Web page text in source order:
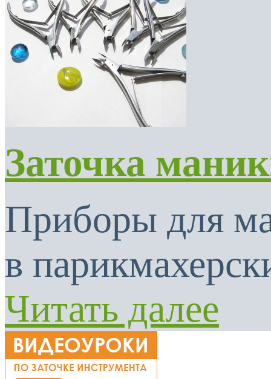
Заточка
Приборы для
в
Читать далее